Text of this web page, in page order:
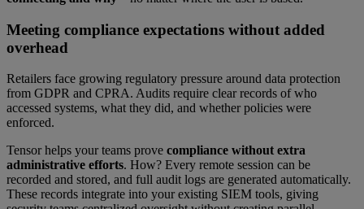
Meeting compliance expectations without added
overhead
Retailers face growing regulatory pressure around data protection
from GDPR and CPRA. Audits require clear records of who
accessed systems, what they did, and whether policies were
enforced.
Tensor helps your teams prove compliance without extra
administrative efforts. How? Every remote session can be
recorded and stored, and full audit logs are generated automatically.
These records integrate into your existing SIEM tools, giving